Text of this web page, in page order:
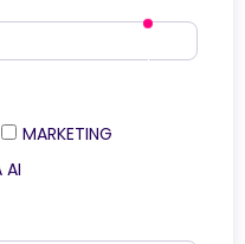
MARKETING
AI